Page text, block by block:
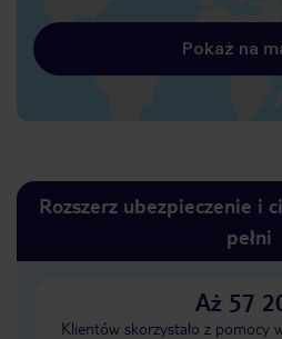
Pokaż na
Rozszerz ubezpieczenie i
pełni
Aż 57
Klientów skorzystało z pomocy